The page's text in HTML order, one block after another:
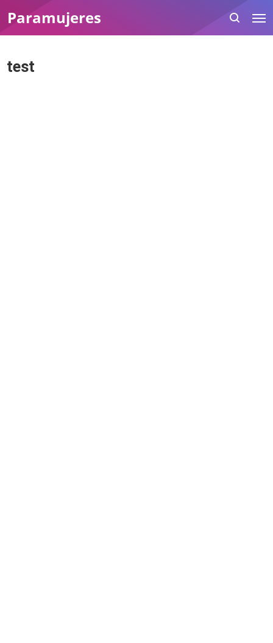
Paramujeres
test